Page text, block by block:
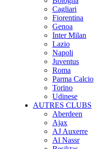
Cagliari
Fiorentina
Genoa
Inter Milan
Lazio
Napoli
Juventus
Roma
Parma Calcio
Torino
Udinese
AUTRES CLUBS
Aberdeen
Ajax
AJ Auxerre
Al Nassr